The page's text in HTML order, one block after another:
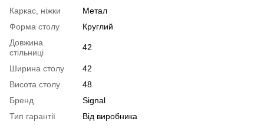
Каркас, ніжки
Метал
Форма столу
Круглий
Довжина
стільниці
42
Ширина столу
42
Висота столу
48
Бренд
Signal
Тип гарантії
Від виробника